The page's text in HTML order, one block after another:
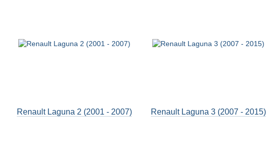
Renault Laguna 2 (2001 - 2007) Renault Laguna 3 (2007 - 2015)